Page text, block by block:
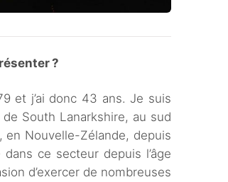
?
et j’ai donc 43 ans. Je suis
South Lanarkshire, au sud
en Nouvelle-Zélande, depuis
ce secteur depuis l’âge
d’exercer de nombreuses